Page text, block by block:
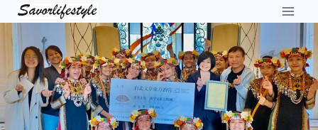
Skip
content